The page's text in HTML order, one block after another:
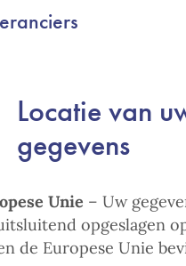
Locatie van
gegevens
Unie – Uw
opgeslagen
de Europese Unie